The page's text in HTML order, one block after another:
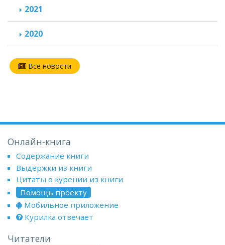
2021
2020
Все новости
Онлайн-книга
Содержание книги
Выдержки из книги
Цитаты о курении из книги
Помощь проекту
Мобильное приложение
Курилка отвечает
Читатели